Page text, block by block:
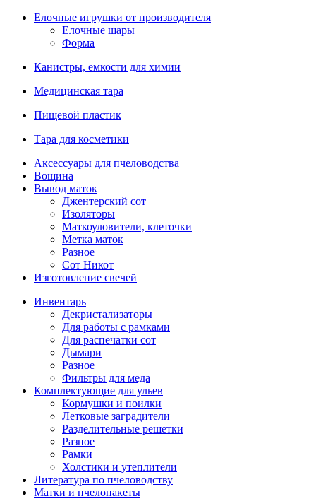
Елочные игрушки от производителя
Елочные шары
Форма
Канистры, емкости для химии
Медицинская тара
Пищевой пластик
Тара для косметики
Аксессуары для пчеловодства
Вощина
Вывод маток
Джентерский сот
Изоляторы
Маткоуловители, клеточки
Метка маток
Разное
Сот Никот
Изготовление свечей
Инвентарь
Декристализаторы
Для работы с рамками
Для распечатки сот
Дымари
Разное
Фильтры для меда
Комплектующие для ульев
Кормушки и поилки
Летковые заградители
Разделительные решетки
Разное
Рамки
Холстики и утеплители
Литература по пчеловодству
Матки и пчелопакеты